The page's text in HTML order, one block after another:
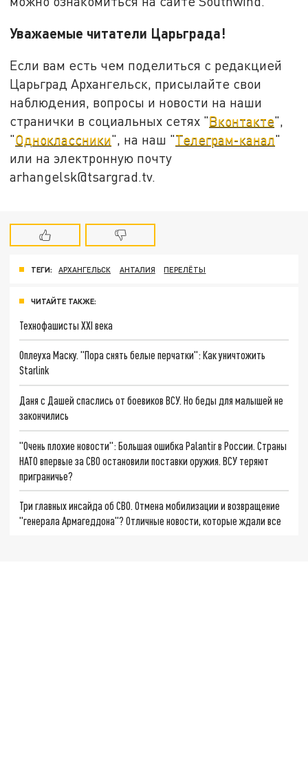
Уважаемые читатели Царьграда!
Если вам есть чем поделиться с редакцией
Царьград Архангельск, присылайте свои
наблюдения, вопросы и новости на наши
странички в социальных сетях "Вконтакте",
"Одноклассники", на наш "Телеграм-канал"
или на электронную почту
arhangelsk@tsargrad.tv.
ТЕГИ: АРХАНГЕЛЬСК АНТАЛИЯ ПЕРЕЛЁТЫ
ЧИТАЙТЕ ТАКЖЕ:
Технофашисты XXI века
Оплеуха Маску. "Пора снять белые перчатки": Как уничтожить
Starlink
Даня с Дашей спаслись от боевиков ВСУ. Но беды для малышей не
закончились
"Очень плохие новости": Большая ошибка Palantir в России. Страны
НАТО впервые за СВО остановили поставки оружия. ВСУ теряют
приграничье?
Три главных инсайда об СВО. Отмена мобилизации и возвращение
"генерала Армагеддона"? Отличные новости, которые ждали все